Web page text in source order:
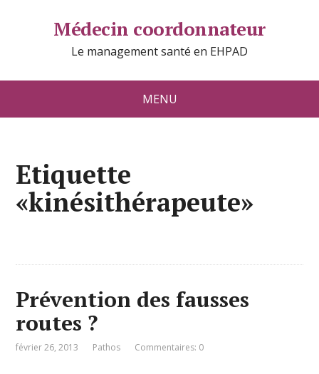
Médecin coordonnateur
Le management santé en EHPAD
MENU
Etiquette
«kinésithérapeute»
Prévention des fausses
routes ?
février 26, 2013 Pathos Commentaires: 0